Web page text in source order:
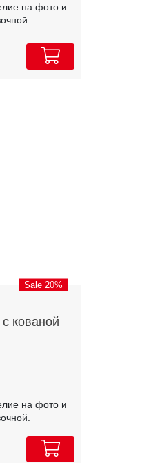
на фото и
Sale 20%
кованой
на фото и